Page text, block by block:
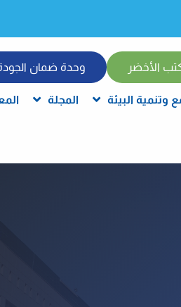
الأخضر وحدة ضمان
وتنمية البيئة المجلة